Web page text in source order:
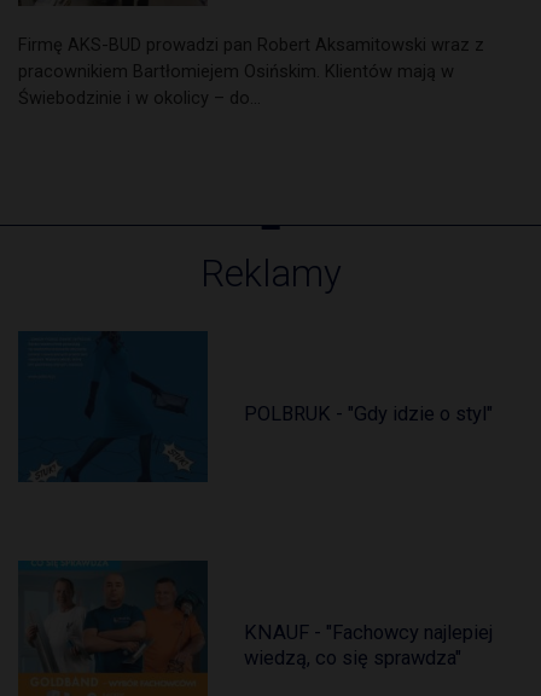
Firmę AKS-BUD prowadzi pan Robert Aksamitowski wraz z
pracownikiem Bartłomiejem Osińskim. Klientów mają w
Świebodzinie i w okolicy – do…
Reklamy
POLBRUK - "Gdy idzie o styl"
KNAUF - "Fachowcy najlepiej
wiedzą, co się sprawdza"